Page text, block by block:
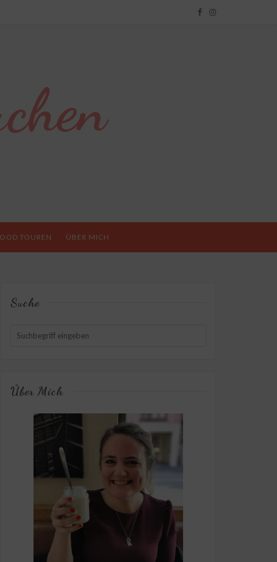
TOUREN ÜBER MICH
Suche
Über Mich